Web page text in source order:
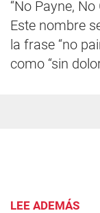
“No Payne,
Este nombre
la frase “no
como “sin
LEE ADEMÁS